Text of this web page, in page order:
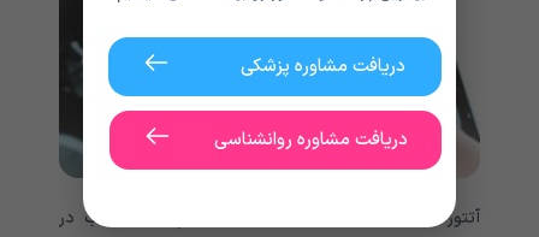
آتتوز با حرکات کند، چرخش، انحنا یا خم شدن، اغلب در
دریافت مشاوره پزشکی
دریافت مشاوره روانشناسی